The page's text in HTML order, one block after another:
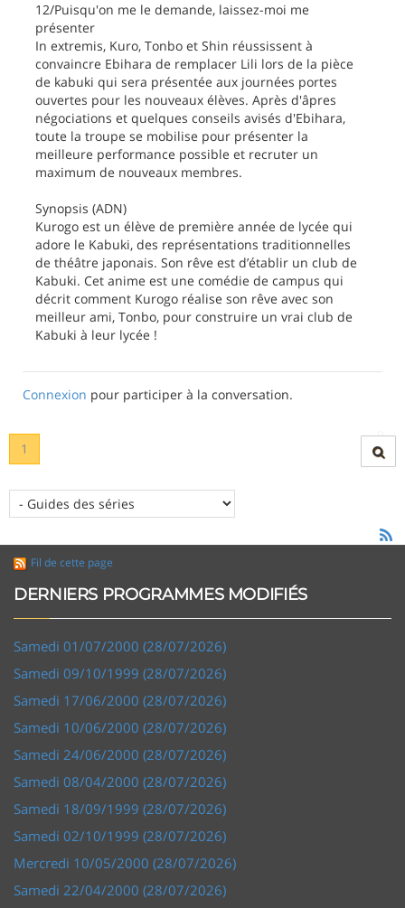
12/Puisqu'on me le demande, laissez-moi me
présenter
In extremis, Kuro, Tonbo et Shin réussissent à
convaincre Ebihara de remplacer Lili lors de la pièce
de kabuki qui sera présentée aux journées portes
ouvertes pour les nouveaux élèves. Après d'âpres
négociations et quelques conseils avisés d'Ebihara,
toute la troupe se mobilise pour présenter la
meilleure performance possible et recruter un
maximum de nouveaux membres.
Synopsis (ADN)
Kurogo est un élève de première année de lycée qui
adore le Kabuki, des représentations traditionnelles
de théâtre japonais. Son rêve est d’établir un club de
Kabuki. Cet anime est une comédie de campus qui
décrit comment Kurogo réalise son rêve avec son
meilleur ami, Tonbo, pour construire un vrai club de
Kabuki à leur lycée !
Connexion pour participer à la conversation.
1
Fil de cette page
DERNIERS PROGRAMMES MODIFIÉS
Samedi 01/07/2000 (28/07/2026)
Samedi 09/10/1999 (28/07/2026)
Samedi 17/06/2000 (28/07/2026)
Samedi 10/06/2000 (28/07/2026)
Samedi 24/06/2000 (28/07/2026)
Samedi 08/04/2000 (28/07/2026)
Samedi 18/09/1999 (28/07/2026)
Samedi 02/10/1999 (28/07/2026)
Mercredi 10/05/2000 (28/07/2026)
Samedi 22/04/2000 (28/07/2026)